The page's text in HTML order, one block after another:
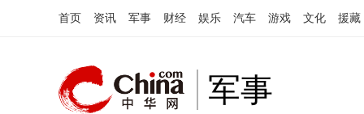
首页 资讯 军事 财经 娱乐 汽车 游戏 文化 援藏
军事